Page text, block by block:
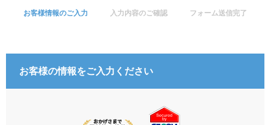
お客様情報のご入力 入力内容のご確認 フォーム送信完了
お客様の情報をご入力ください